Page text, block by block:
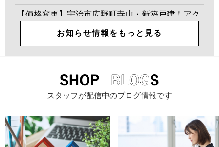
お知らせ情報をもっと見る
スタッフが配信中のブログ情報です